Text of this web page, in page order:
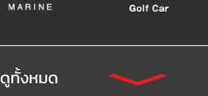
ดูทั้งหมด